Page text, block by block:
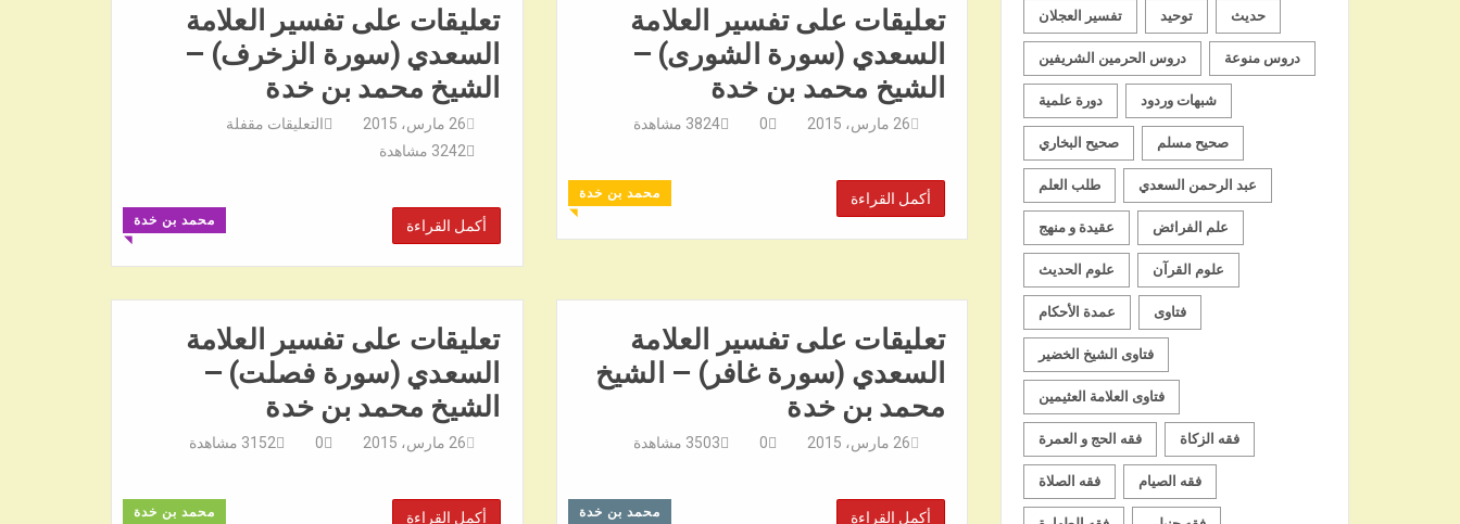
تعليقات على تفسير العلامة
السعدي (سورة الزخرف) –
الشيخ محمد بن خدة
26 مارس، 2015
التعليقات مقفلة
3242 مشاهدة
محمد بن خدة
◥
أكمل القراءة
تعليقات على تفسير العلامة
السعدي (سورة الشورى) –
الشيخ محمد بن خدة
26 مارس، 2015 0
3824 مشاهدة
محمد بن خدة
◥
أكمل القراءة
تعليقات على تفسير العلامة
السعدي (سورة فصلت) –
الشيخ محمد بن خدة
26 مارس، 2015 0
3152 مشاهدة
محمد بن خدة أكمل القراءة
تعليقات على تفسير العلامة
السعدي (سورة غافر) – الشيخ
محمد بن خدة
26 مارس، 2015 0
3503 مشاهدة
محمد بن خدة أكمل القراءة
تفسير العجلان توحيد حديث
دروس الحرمين الشريفين دروس منوعة
دورة علمية شبهات وردود
صحيح البخاري صحيح مسلم
طلب العلم عبد الرحمن السعدي
عقيدة و منهج علم الفرائض
علوم الحديث علوم القرآن
عمدة الأحكام فتاوى
فتاوى الشيخ الخضير
فتاوى العلامة العثيمين
فقه الحج و العمرة فقه الزكاة
فقه الصلاة فقه الصيام